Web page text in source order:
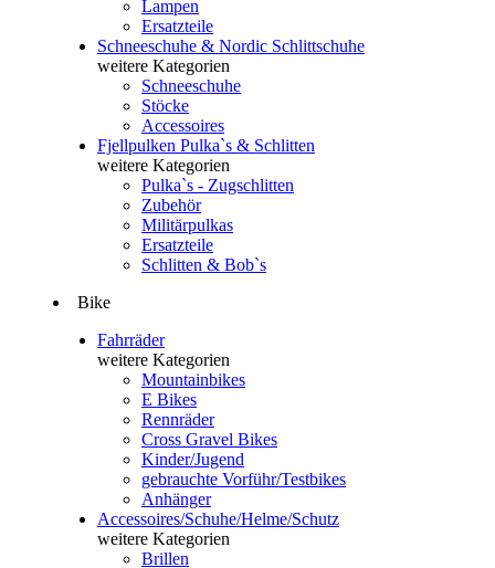
Lampen
Ersatzteile
Schneeschuhe & Nordic Schlittschuhe
weitere Kategorien
Schneeschuhe
Stöcke
Accessoires
Fjellpulken Pulka`s & Schlitten
weitere Kategorien
Pulka`s - Zugschlitten
Zubehör
Militärpulkas
Ersatzteile
Schlitten & Bob`s
Bike
Fahrräder
weitere Kategorien
Mountainbikes
E Bikes
Rennräder
Cross Gravel Bikes
Kinder/Jugend
gebrauchte Vorführ/Testbikes
Anhänger
Accessoires/Schuhe/Helme/Schutz
weitere Kategorien
Brillen